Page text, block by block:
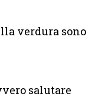
verdura sono
salutare